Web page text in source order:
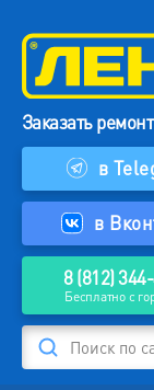
Заказать
в
в
8 (812)
Бесплатно с
Поиск по